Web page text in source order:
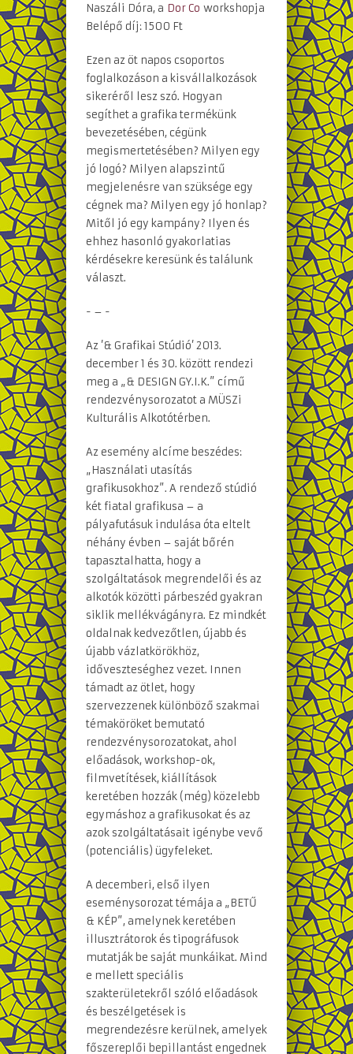
Naszáli Dóra, a Dor Co workshopja
Belépő díj: 1500 Ft
Ezen az öt napos csoportos
foglalkozáson a kisvállalkozások
sikeréről lesz szó. Hogyan
segíthet a grafika termékünk
bevezetésében, cégünk
megismertetésében? Milyen egy
jó logó? Milyen alapszintű
megjelenésre van szüksége egy
cégnek ma? Milyen egy jó honlap?
Mitől jó egy kampány? Ilyen és
ehhez hasonló gyakorlatias
kérdésekre keresünk és találunk
választ.
- – -
Az ’& Grafikai Stúdió’ 2013.
december 1 és 30. között rendezi
meg a „& DESIGN GY.I.K.” című
rendezvénysorozatot a MÜSZi
Kulturális Alkotótérben.
Az esemény alcíme beszédes:
„Használati utasítás
grafikusokhoz”. A rendező stúdió
két fiatal grafikusa – a
pályafutásuk indulása óta eltelt
néhány évben – saját bőrén
tapasztalhatta, hogy a
szolgáltatások megrendelői és az
alkotók közötti párbeszéd gyakran
siklik mellékvágányra. Ez mindkét
oldalnak kedvezőtlen, újabb és
újabb vázlatkörökhöz,
időveszteséghez vezet. Innen
támadt az ötlet, hogy
szervezzenek különböző szakmai
témaköröket bemutató
rendezvénysorozatokat, ahol
előadások, workshop-ok,
filmvetítések, kiállítások
keretében hozzák (még) közelebb
egymáshoz a grafikusokat és az
azok szolgáltatásait igénybe vevő
(potenciális) ügyfeleket.
A decemberi, első ilyen
eseménysorozat témája a „BETŰ
& KÉP”, amelynek keretében
illusztrátorok és tipográfusok
mutatják be saját munkáikat. Mind
e mellett speciális
szakterületekről szóló előadások
és beszélgetések is
megrendezésre kerülnek, amelyek
főszereplői bepillantást engednek